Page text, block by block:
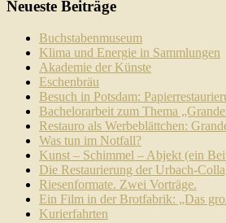
Neueste Beiträge
Buchstabenmuseum
Klima und Energie in Sammlungen
Akademie der Künste
Eschenbräu
Besuch in Potsdam:
Bachelorarbeit zum Thema
Restauro als Werbeblättchen:
Was tun im Notfall?
Kunst – Schimmel – Abjekt (ein
Die Restaurierung der Urbach-
Riesenformate. Zwei Vorträge.
Ein Film in der Brotfabrik: „Das
Kurierfahrten